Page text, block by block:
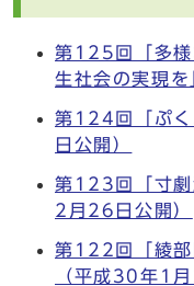
第125回「多様
生社会の実現
第124回「ぷ
日公開）
第123回「寸劇
2月26日公開）
第122回「綾部
（平成30年1